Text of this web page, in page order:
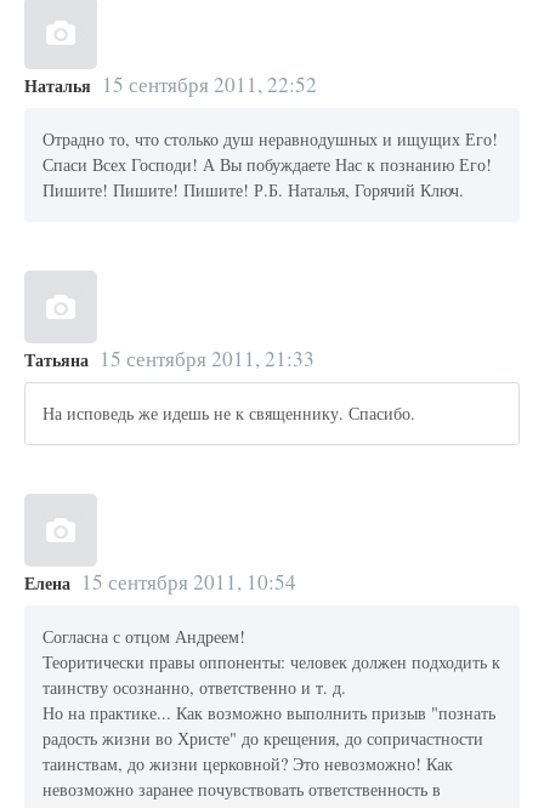
Наталья 15 сентября 2011, 22:52
Отрадно то, что столько душ неравнодушных и ищущих Его!
Спаси Всех Господи! А Вы побуждаете Нас к познанию Его!
Пишите! Пишите! Пишите! Р.Б. Наталья, Горячий Ключ.
Татьяна 15 сентября 2011, 21:33
На исповедь же идешь не к священнику. Спасибо.
Елена 15 сентября 2011, 10:54
Согласна с отцом Андреем!
Теоритически правы оппоненты: человек должен подходить к
таинству осознанно, ответственно и т. д.
Но на практике... Как возможно выполнить призыв "познать
радость жизни во Христе" до крещения, до сопричастности
таинствам, до жизни церковной? Это невозможно! Как
невозможно заранее почувствовать ответственность в